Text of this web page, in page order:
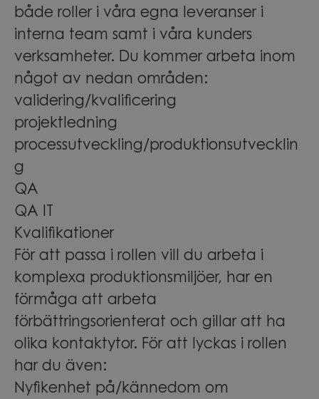
både roller i våra egna leveranser i
interna team samt i våra kunders
verksamheter. Du kommer arbeta inom
något av nedan områden:
validering/kvalificering
projektledning
processutveckling/produktionsutvecklin
g
QA
QA IT
Kvalifikationer
För att passa i rollen vill du arbeta i
komplexa produktionsmiljöer, har en
förmåga att arbeta
förbättringsorienterat och gillar att ha
olika kontaktytor. För att lyckas i rollen
har du även:
Nyfikenhet på/kännedom om